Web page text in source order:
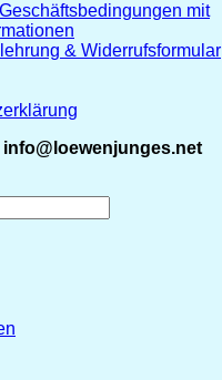
mit
& Widerrufsformular
info@loewenjunges.net